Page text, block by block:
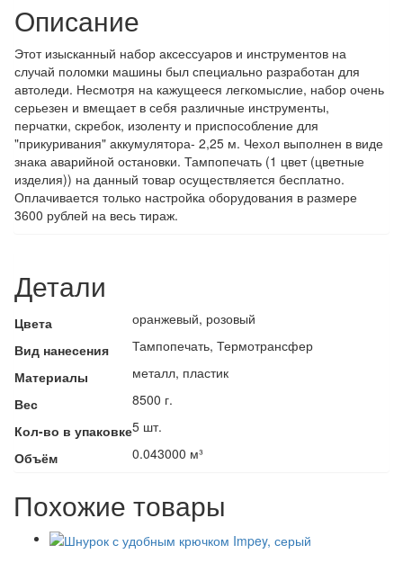
Описание
Этот изысканный набор аксессуаров и инструментов на
случай поломки машины был специально разработан для
автоледи. Несмотря на кажущееся легкомыслие, набор очень
серьезен и вмещает в себя различные инструменты,
перчатки, скребок, изоленту и приспособление для
"прикуривания" аккумулятора- 2,25 м. Чехол выполнен в виде
знака аварийной остановки. Тампопечать (1 цвет (цветные
изделия)) на данный товар осуществляется бесплатно.
Оплачивается только настройка оборудования в размере
3600 рублей на весь тираж.
Детали
Цвета
оранжевый, розовый
Вид нанесения
Тампопечать, Термотрансфер
Материалы
металл, пластик
Вес
8500 г.
Кол-во в упаковке5 шт.
Объём
0.043000 м³
Похожие товары